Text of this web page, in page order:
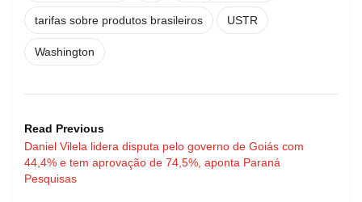
tarifas sobre produtos brasileiros USTR
Washington
Read Previous
Daniel Vilela lidera disputa pelo governo de Goiás com
44,4% e tem aprovação de 74,5%, aponta Paraná
Pesquisas